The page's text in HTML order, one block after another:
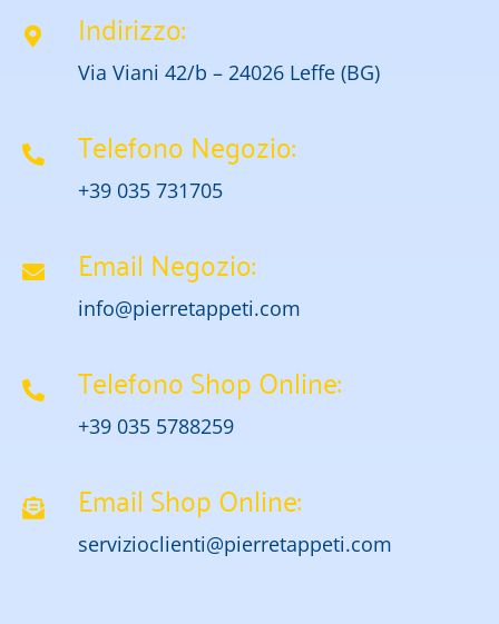
Indirizzo:
Via Viani 42/b – 24026 Leffe (BG)
Telefono Negozio:
+39 035 731705
Email Negozio:
info@pierretappeti.com
Telefono Shop Online:
+39 035 5788259
Email Shop Online:
servizioclienti@pierretappeti.com